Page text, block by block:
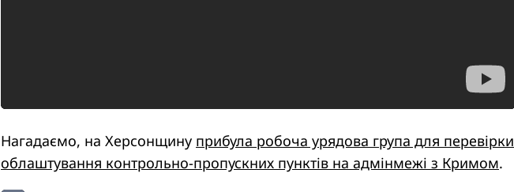
Нагадаємо, на Херсонщину прибула робоча урядова група для перевірки
облаштування контрольно-пропускних пунктів на адмінмежі з Кримом.